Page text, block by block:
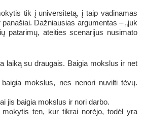
tik į universitetą, į taip vadinamas
Dažniausias argumentas – „juk
patarimų, ateities scenarijus nusimato
laiką su draugais. Baigia mokslus ir net
mokslus, nes nenori nuvilti tėvų.
jis baigia mokslus ir nori darbo.
ten, kur tikrai norėjo, todėl yra